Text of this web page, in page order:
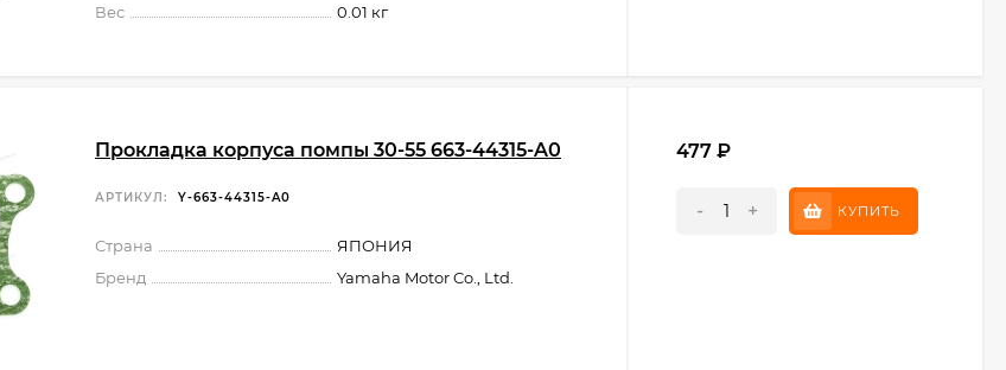
Вес
0.01 кг
Прокладка корпуса помпы 30-55 663-44315-A0
АРТИКУЛ: Y-663-44315-A0
Страна
ЯПОНИЯ
Бренд
Yamaha Motor Co., Ltd.
477 ₽
- + КУПИТЬ